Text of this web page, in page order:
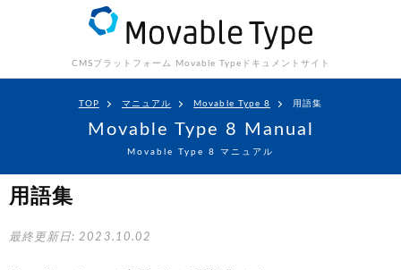
CMSプラットフォーム Movable Type ドキュメントサイト
TOP マニュアル Movable Type 8 用語集
Movable Type 8 Manual
Movable Type 8 マニュアル
用語集
最終更新日: 2023.10.02